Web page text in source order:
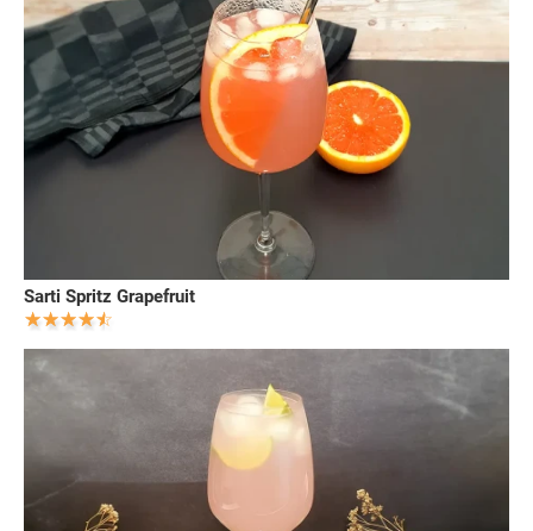
Sarti Spritz Grapefruit